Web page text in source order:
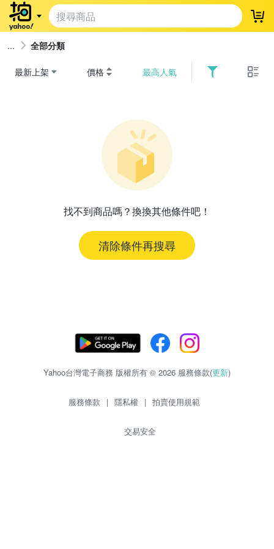
登
全部分類
最新上架 價格 最高人氣
找不到商品嗎？換換其他條件吧！
清除條件再搜尋
Yahoo台灣電子商務 版權所有 © 2026 服務條款(更新)
服務條款 | 隱私權 | 拍賣使用規範
交易安全